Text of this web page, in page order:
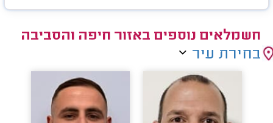
חשמלאים נוספים באזור חיפה והסביבה
בחירת עיר